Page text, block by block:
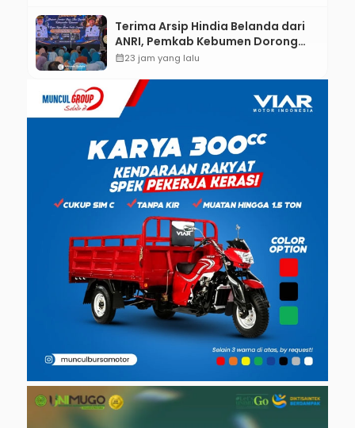
Terima Arsip Hindia Belanda dari
ANRI, Pemkab Kebumen Dorong
Integrasi Sejarah, Geopark, dan
calendar_month23 jam yang lalu